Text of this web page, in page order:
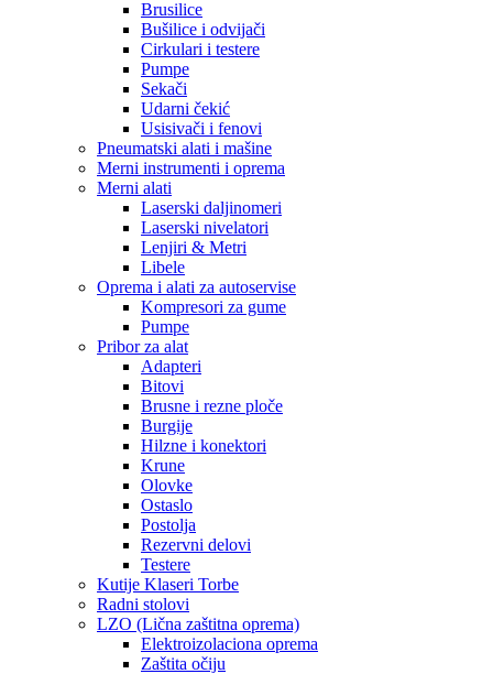
Brusilice
Bušilice i odvijači
Cirkulari i testere
Pumpe
Sekači
Udarni čekić
Usisivači i fenovi
Pneumatski alati i mašine
Merni instrumenti i oprema
Merni alati
Laserski daljinomeri
Laserski nivelatori
Lenjiri & Metri
Libele
Oprema i alati za autoservise
Kompresori za gume
Pumpe
Pribor za alat
Adapteri
Bitovi
Brusne i rezne ploče
Burgije
Hilzne i konektori
Krune
Olovke
Ostaslo
Postolja
Rezervni delovi
Testere
Kutije Klaseri Torbe
Radni stolovi
LZO (Lična zaštitna oprema)
Elektroizolaciona oprema
Zaštita očiju